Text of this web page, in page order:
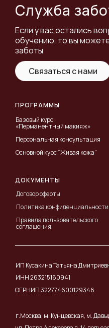
ДОКУМЕНТЫ
Правила пользовательского
соглашения
Договор оферты
Политика конфиденциальности
г.Москва, м. Кунцевская, м.
ОГРНИП 322774600129346
ИНН 263215160941
ИП Кусакина Татьяна
Основной курс “Живая кожа”
Персональная консультация
Базовый курс
«Перманентный макияж»
ПРОГРАММЫ
Связаться с нами
Если у вас остались
обучению, то вы
заботы
Служба